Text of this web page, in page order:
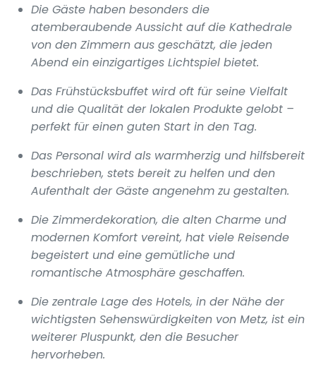
Die Gäste haben besonders die
atemberaubende Aussicht auf die Kathedrale
von den Zimmern aus geschätzt, die jeden
Abend ein einzigartiges Lichtspiel bietet.
Das Frühstücksbuffet wird oft für seine Vielfalt
und die Qualität der lokalen Produkte gelobt –
perfekt für einen guten Start in den Tag.
Das Personal wird als warmherzig und hilfsbereit
beschrieben, stets bereit zu helfen und den
Aufenthalt der Gäste angenehm zu gestalten.
Die Zimmerdekoration, die alten Charme und
modernen Komfort vereint, hat viele Reisende
begeistert und eine gemütliche und
romantische Atmosphäre geschaffen.
Die zentrale Lage des Hotels, in der Nähe der
wichtigsten Sehenswürdigkeiten von Metz, ist ein
weiterer Pluspunkt, den die Besucher
hervorheben.